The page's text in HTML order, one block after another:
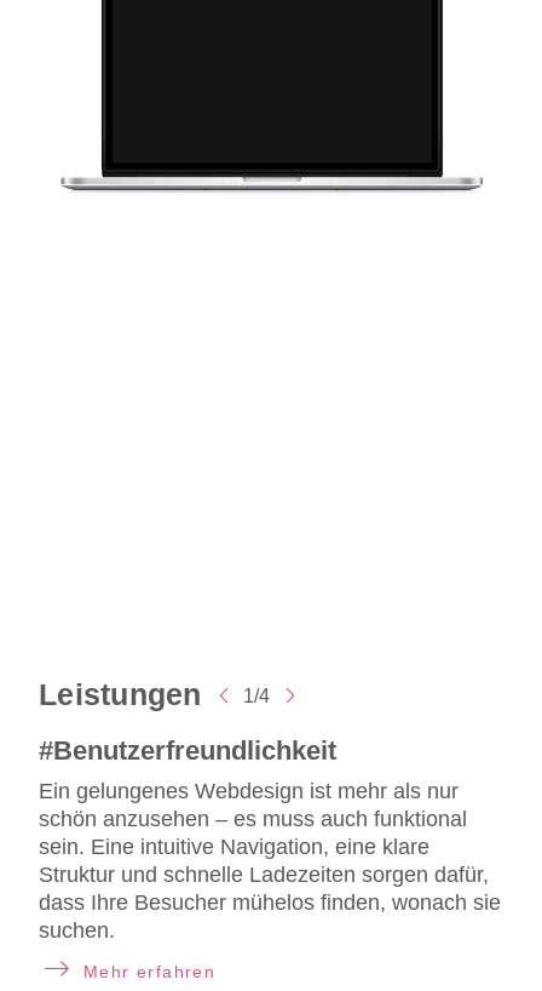
1/4
Leistungen
#Benutzerfreundlichkeit
Ein gelungenes Webdesign ist mehr als nur
schön anzusehen – es muss auch funktional
sein. Eine intuitive Navigation, eine klare
Struktur und schnelle Ladezeiten sorgen dafür,
dass Ihre Besucher mühelos finden, wonach sie
suchen.
Mehr erfahren